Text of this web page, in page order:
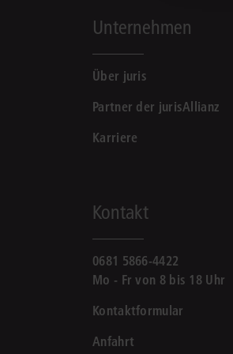
Unternehmen
Über juris
Partner der jurisAllianz
Karriere
Kontakt
0681 5866-4422
Mo - Fr von 8 bis 18 Uhr
Kontaktformular
Anfahrt